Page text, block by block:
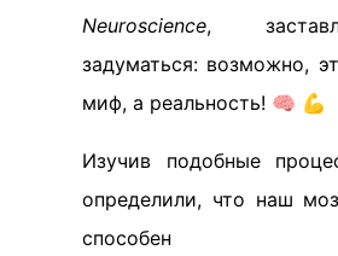
Neuroscience,
задуматься: возможно,
миф, а реальность! 🧠 💪
Изучив подобные
определили, что наш
способен